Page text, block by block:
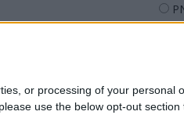
or processing of your personal
use the below opt-out section